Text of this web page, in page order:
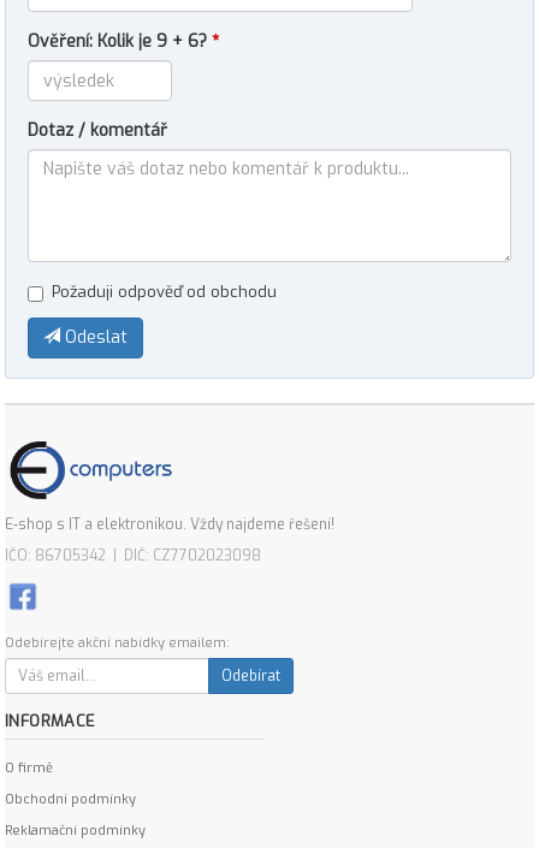
Ověření: Kolik je 9 + 6? *
Dotaz / komentář
Požaduji odpověď od obchodu
Odeslat
E-shop s IT a elektronikou. Vždy najdeme řešení!
IČO: 86705342 | DIČ: CZ7702023098
Odebírejte akční nabídky emailem:
Odebírat
INFORMACE
O firmě
Obchodní podmínky
Reklamační podmínky